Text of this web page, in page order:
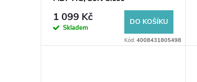
u
1 099 Kč
Skladem
DO KOŠÍKU
Kód:4008431805498